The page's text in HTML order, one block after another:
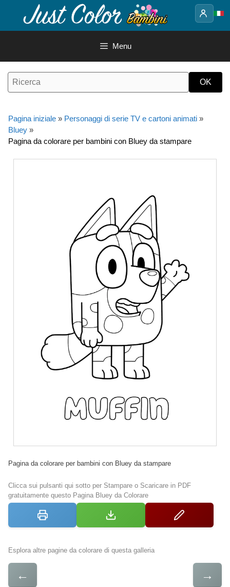
contenuto
Menu
Pagina iniziale » Personaggi di serie TV e cartoni animati »
Bluey »
Pagina da colorare per bambini con Bluey da stampare
Pagina da colorare per bambini con Bluey da stampare
Clicca sui pulsanti qui sotto per Stampare o Scaricare in PDF
gratuitamente questo Pagina Bluey da Colorare
Esplora altre pagine da colorare di questa galleria
← →